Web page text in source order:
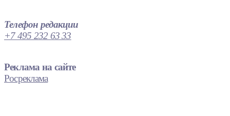
Телефон редакции
+7 495 232 63 33
Реклама на сайте
Росреклама